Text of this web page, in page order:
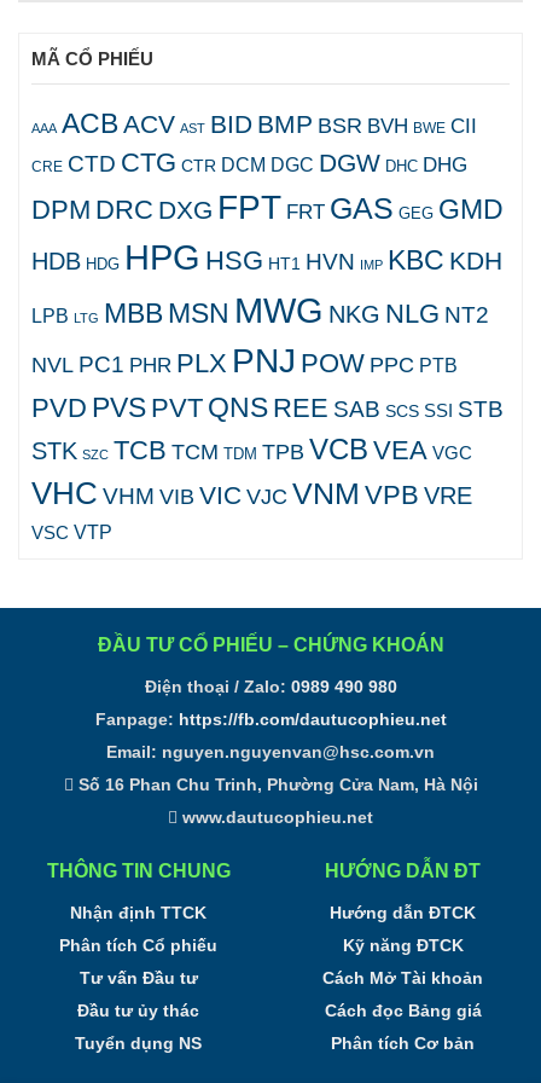
MÃ CỔ PHIẾU
AAA ACBACV AST BID BMP BSR BVH BWE CII
CRE CTD CTG CTR DCM DGC DGW DHC DHG
DPM DRC DXG FPT FRT GAS GEG GMD
HDB HDG HPG HSG HT1 HVN IMP KBC KDH
LPB LTG MBBMSN MWG NKG NLG NT2
NVL PC1 PHR PLX PNJ POW PPC PTB
PVD PVS PVT QNS REE SAB SCS SSI STB
STK SZC TCB TCM TDM TPB VCB VEA VGC
VHC VHM VIB VICVJC VNM VPB VRE
VSC VTP
ĐẦU TƯ CỔ PHIẾU – CHỨNG KHOÁN
Điện thoại / Zalo: 0989 490 980
Fanpage: https://fb.com/dautucophieu.net
Email: nguyen.nguyenvan@hsc.com.vn
Số 16 Phan Chu Trinh, Phường Cửa Nam, Hà Nội
www.dautucophieu.net
THÔNG TIN CHUNG
Nhận định TTCK
Phân tích Cổ phiếu
Tư vấn Đầu tư
Đầu tư ủy thác
Tuyển dụng NS
HƯỚNG DẪN ĐT
Hướng dẫn ĐTCK
Kỹ năng ĐTCK
Cách Mở Tài khoản
Cách đọc Bảng giá
Phân tích Cơ bản